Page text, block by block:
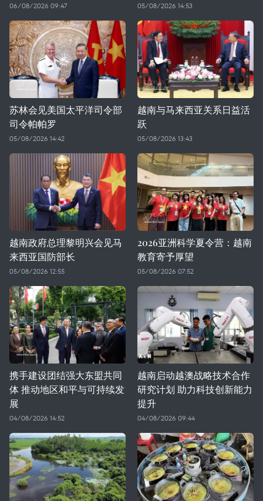
06/08/2026 09:47 05/08/2026 14:53
苏林会见美国太平洋司令部
司令帕帕罗
05/08/2026 14:42
越南与马来西亚关系日益活
跃
05/08/2026 13:43
越南政府总理黎明兴会见马
来西亚国防部长
05/08/2026 12:55
2026亚洲科学夏令营：越南
教育寄予厚望
05/08/2026 07:52
携手建设团结强大东盟共同
体 推动地区和平与可持续发
展
04/08/2026 14:52
越南启动越澳战略技术合作
研究计划 助力科技创新能力
提升
04/08/2026 09:44